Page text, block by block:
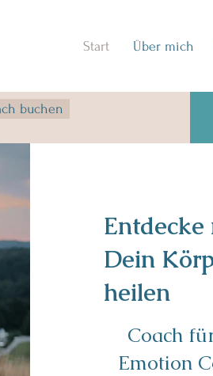
Start Über mich
buchen
Dein
heilen
Coach
Emotion